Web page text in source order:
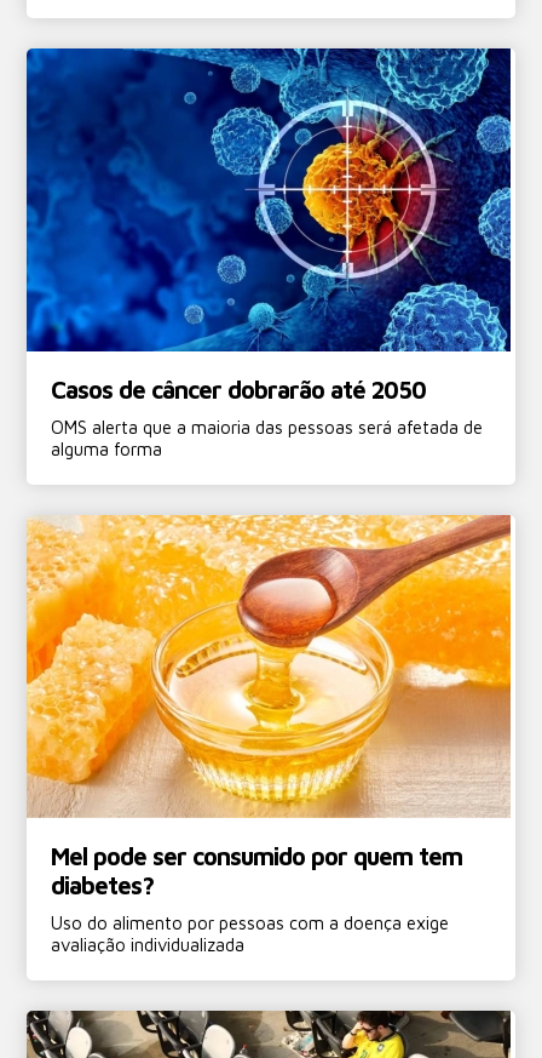
Casos de câncer dobrarão até 2050
OMS alerta que a maioria das pessoas será afetada de
alguma forma
Mel pode ser consumido por quem tem
diabetes?
Uso do alimento por pessoas com a doença exige
avaliação individualizada